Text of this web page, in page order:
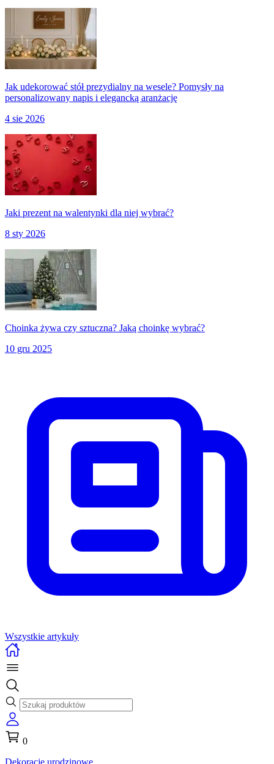
Jak udekorować stół prezydialny na wesele? Pomysły na
personalizowany napis i elegancką aranżację
4 sie 2026
Jaki prezent na walentynki dla niej wybrać?
8 sty 2026
Choinka żywa czy sztuczna? Jaką choinkę wybrać?
10 gru 2025
Wszystkie artykuły
0
Dekoracje urodzinowe